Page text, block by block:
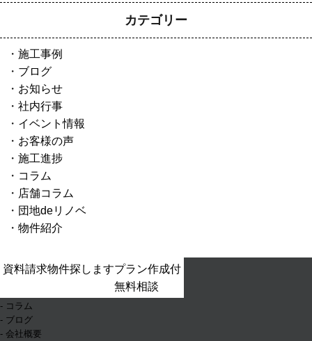
カテゴリー
施工事例
ブログ
お知らせ
社内行事
イベント情報
お客様の声
施工進捗
コラム
店舗コラム
団地deリノベ
物件紹介
資料請求物件探しますプラン作成付
無料相談
- ホーム
- お知らせ
- コラム
- ブログ
- 会社概要